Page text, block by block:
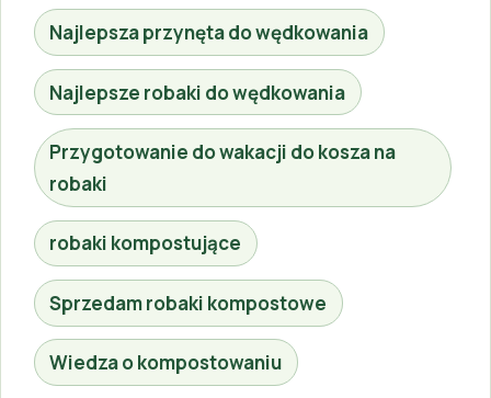
Najlepsza przynęta do wędkowania
Najlepsze robaki do wędkowania
Przygotowanie do wakacji do kosza na
robaki
robaki kompostujące
Sprzedam robaki kompostowe
Wiedza o kompostowaniu